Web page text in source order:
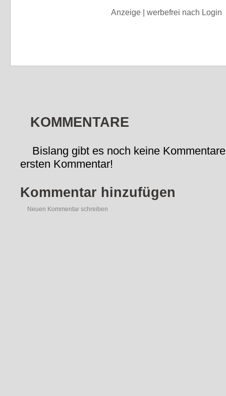
Anzeige | werbefrei nach Login
KOMMENTARE
Bislang gibt es noch keine
ersten Kommentar!
Kommentar hinzufügen
Neuen Kommentar schreiben